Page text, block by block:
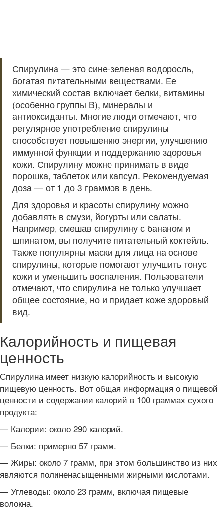
Спирулина — это сине-зеленая водоросль,
богатая питательными веществами. Ее
химический состав включает белки, витамины
(особенно группы B), минералы и
антиоксиданты. Многие люди отмечают, что
регулярное употребление спирулины
способствует повышению энергии, улучшению
иммунной функции и поддержанию здоровья
кожи. Спирулину можно принимать в виде
порошка, таблеток или капсул. Рекомендуемая
доза — от 1 до 3 граммов в день.
Для здоровья и красоты спирулину можно
добавлять в смузи, йогурты или салаты.
Например, смешав спирулину с бананом и
шпинатом, вы получите питательный коктейль.
Также популярны маски для лица на основе
спирулины, которые помогают улучшить тонус
кожи и уменьшить воспаления. Пользователи
отмечают, что спирулина не только улучшает
общее состояние, но и придает коже здоровый
вид.
Калорийность и пищевая
ценность
Спирулина имеет низкую калорийность и высокую
пищевую ценность. Вот общая информация о пищевой
ценности и содержании калорий в 100 граммах сухого
продукта:
— Калории: около 290 калорий.
— Белки: примерно 57 грамм.
— Жиры: около 7 грамм, при этом большинство из них
являются полиненасыщенными жирными кислотами.
— Углеводы: около 23 грамм, включая пищевые
волокна.